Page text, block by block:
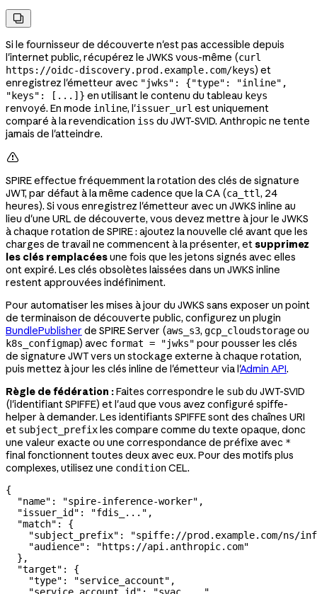

Si le fournisseur de découverte n'est pas accessible depuis
l'internet public, récupérez le JWKS vous-même (curl
https://oidc-discovery.prod.example.com/keys) et
enregistrez l'émetteur avec "jwks": {"type": "inline",
"keys": [...]} en utilisant le contenu du tableau keys
renvoyé. En mode inline, l'issuer_url est uniquement
comparé à la revendication iss du JWT-SVID. Anthropic ne tente
jamais de l'atteindre.

SPIRE effectue fréquemment la rotation des clés de signature
JWT, par défaut à la même cadence que la CA (ca_ttl, 24
heures). Si vous enregistrez l'émetteur avec un JWKS inline au
lieu d'une URL de découverte, vous devez mettre à jour le JWKS
à chaque rotation de SPIRE : ajoutez la nouvelle clé avant que les
charges de travail ne commencent à la présenter, etsupprimez
les clés remplacéesune fois que les jetons signés avec elles
ont expiré. Les clés obsolètes laissées dans un JWKS inline
restent approuvées indéfiniment.
Pour automatiser les mises à jour du JWKS sans exposer un point
de terminaison de découverte public, configurez un plugin
BundlePublisher de SPIRE Server (aws_s3, gcp_cloudstorageou
k8s_configmap) avec format = "jwks" pour pousser les clés
de signature JWT vers un stockage externe à chaque rotation,
puis mettez à jour les clés inline de l'émetteur via l'Admin API.
Règle de fédération :Faites correspondre le subdu JWT-SVID
(l'identifiant SPIFFE) et l'aud que vous avez configuré spiffe-
helper à demander. Les identifiants SPIFFE sont des chaînes URI
et subject_prefixles compare comme du texte opaque, donc
une valeur exacte ou une correspondance de préfixe avec *
final fonctionnent toutes deux avec eux. Pour des motifs plus
complexes, utilisez une conditionCEL.
{
  "name"
: "spire-inference-worker" ,
  "issuer_id"
: "fdis_..." ,
  "match"
: {
    "subject_prefix"
:
"spiffe://prod.example.com/ns/
    "audience"
:
"https://api.anthropic.com"
  },
  "target"
: {
    "type"
: "service_account" ,
    "service_account_id"
: "svac_..."